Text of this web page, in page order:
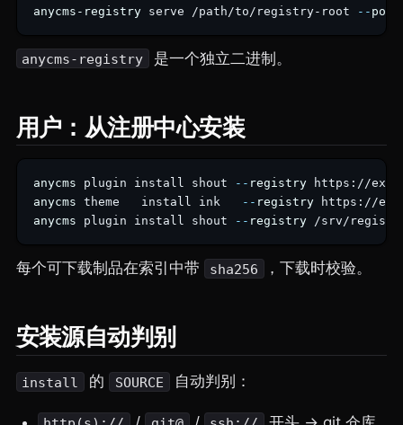
anycms-registry serve /path/to/registry-root -- port
anycms-registry 是一个独立二进制。
用户：从注册中心安装
anycms plugin install shout -- registry https://
anycms theme   install ink
   --
registry https://
anycms plugin install shout -- registry /srv/
每个可下载制品在索引中带 sha256 ，下载时校验。
安装源自动判别
install 的 SOURCE 自动判别：